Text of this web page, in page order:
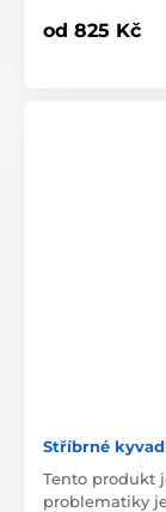
od 825 Kč
Stříbrné
Tento produkt
problematiky